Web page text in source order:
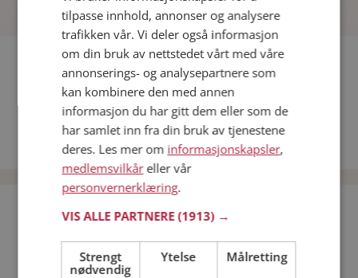
Fler single
Date menn i Norge
Date kvinner i Norge
Bli medlem gratis!
Jeg er en: Mann Kvinne
tilpasse innhold, annonser og analysere
trafikken vår. Vi deler også informasjon
om din bruk av nettstedet vårt med våre
annonserings- og analysepartnere som
kan kombinere den med annen
informasjon du har gitt dem eller som de
har samlet inn fra din bruk av tjenestene
deres. Les mer om informasjonskapsler,
medlemsvilkåreller vår
personvernerklæring.
VIS ALLE PARTNERE(1913) →
Strengt
nødvendig
Ytelse Målretting